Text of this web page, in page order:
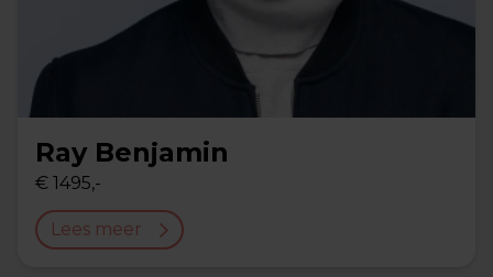
Ray Benjamin
€ 1495,-
Lees meer